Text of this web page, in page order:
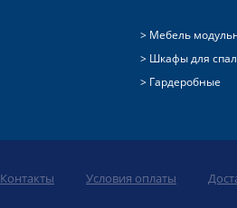
Мебель
Шкафы для
Гардеробные
Контакты Условия оплаты